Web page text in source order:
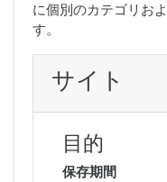
に個別のカテゴリお
す。
サイト
目的
保存期間